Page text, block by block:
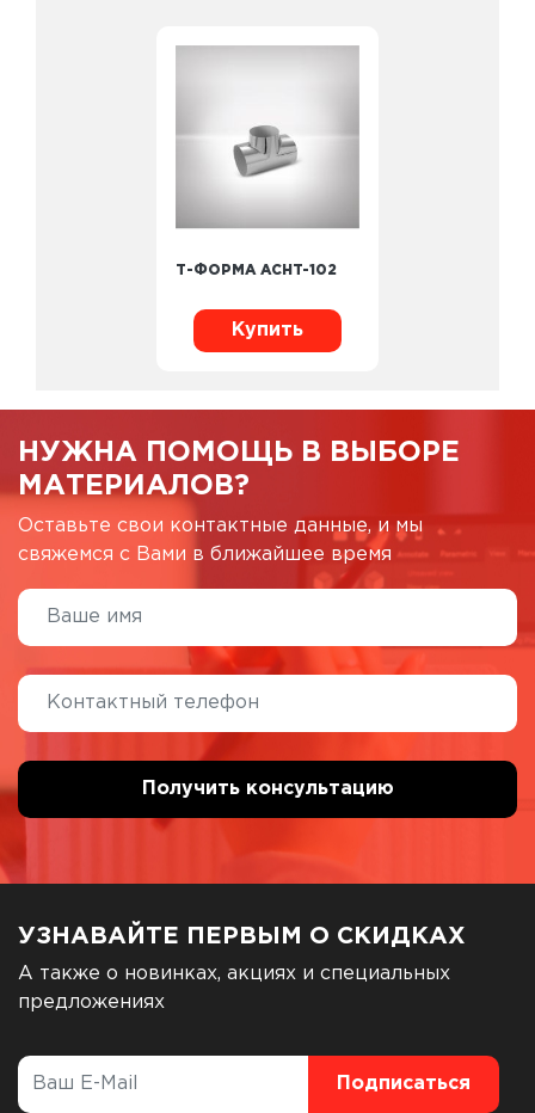
Т-ФОРМА ACHT-102
Купить
НУЖНА ПОМОЩЬ В ВЫБОРЕ
МАТЕРИАЛОВ?
Оставьте свои контактные данные, и мы
свяжемся с Вами в ближайшее время
УЗНАВАЙТЕ ПЕРВЫМ О СКИДКАХ
А также о новинках, акциях и специальных
предложениях